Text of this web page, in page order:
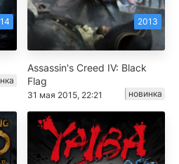
2013
Assassin's Creed IV: Black
Flag
31 мая 2015, 22:21 новинка